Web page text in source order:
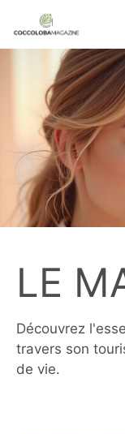
au
contenu
LE
Découvrez
travers son
de vie.